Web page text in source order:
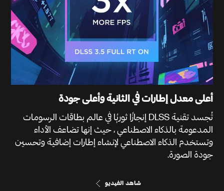
أعلى معدل إطارات في الثانية وأعلى جودة
تُجسد تقنية DLSS إنجازًا ثوريًا في عالم بطاقات الرسومات
المدعومة بالذكاء الاصطناعي ، حيث إنها تضاعف الأداء
وتستخدم الذكاء الاصطناعي لإنشاء إطارات إضافية وتحسين
جودة الصورة.
شاهد الفيديو